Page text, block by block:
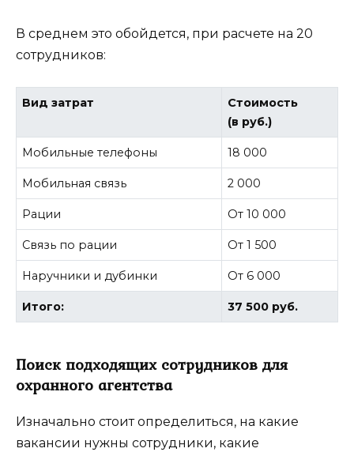
В среднем это обойдется, при расчете на 20
сотрудников:
Вид затрат
Стоимость
(в руб.)
Мобильные телефоны 18 000
Мобильная связь 2 000
Рации От 10 000
Связь по рации От 1 500
Наручники и дубинки От 6 000
Итого: 37 500 руб.
Поиск подходящих сотрудников для
охранного агентства
Изначально стоит определиться, на какие
вакансии нужны сотрудники, какие